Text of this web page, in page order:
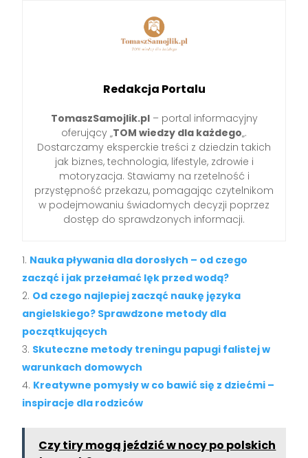
Redakcja Portalu
TomaszSamojlik.pl– portal informacyjny
oferujący „TOM wiedzy dla każdego„.
Dostarczamy eksperckie treści z dziedzin takich
jak biznes, technologia, lifestyle, zdrowie i
motoryzacja. Stawiamy na rzetelność i
przystępność przekazu, pomagając czytelnikom
w podejmowaniu świadomych decyzji poprzez
dostęp do sprawdzonych informacji.
Nauka pływania dla dorosłych – od czego
zacząć i jak przełamać lęk przed wodą?
Od czego najlepiej zacząć naukę języka
angielskiego? Sprawdzone metody dla
początkujących
Skuteczne metody treningu papugi falistej w
warunkach domowych
Kreatywne pomysły w co bawić się z dziećmi –
inspiracje dla rodziców
Czy tiry mogą jeździć w nocy po polskich